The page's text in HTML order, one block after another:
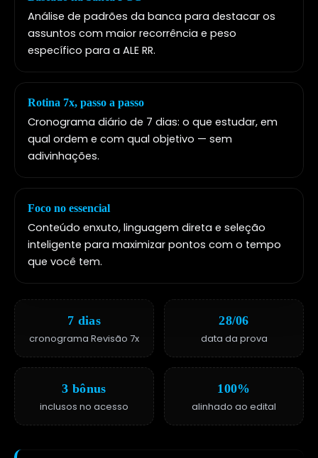
Análise de padrões da banca para destacar os
assuntos com maior recorrência e peso
específico para a ALE RR.
Rotina 7x, passo a passo
Cronograma diário de 7 dias: o que estudar, em
qual ordem e com qual objetivo — sem
adivinhações.
Foco no essencial
Conteúdo enxuto, linguagem direta e seleção
inteligente para maximizar pontos com o tempo
que você tem.
7 dias
cronograma Revisão 7x
28/06
data da prova
3 bônus
inclusos no acesso
100%
alinhado ao edital